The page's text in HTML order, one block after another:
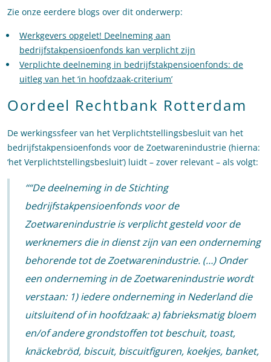
Zie onze eerdere blogs over dit onderwerp:
Werkgevers opgelet! Deelneming aan
bedrijfstakpensioenfonds kan verplicht zijn
Verplichte deelneming in bedrijfstakpensioenfonds: de
uitleg van het ‘in hoofdzaak-criterium’
Oordeel Rechtbank Rotterdam
De werkingssfeer van het Verplichtstellingsbesluit van het
bedrijfstakpensioenfonds voor de Zoetwarenindustrie (hierna:
‘het Verplichtstellingsbesluit’) luidt – zover relevant – als volgt:
“De deelneming in de Stichting
bedrijfstakpensioenfonds voor de
Zoetwarenindustrie is verplicht gesteld voor de
werknemers die in dienst zijn van een onderneming
behorende tot de Zoetwarenindustrie. (…) Onder
een onderneming in de Zoetwarenindustrie wordt
verstaan: 1) iedere onderneming in Nederland die
uitsluitend of in hoofdzaak: a) fabrieksmatig bloem
en/of andere grondstoffen tot beschuit, toast,
knäckebröd, biscuit, biscuitfiguren, koekjes, banket,